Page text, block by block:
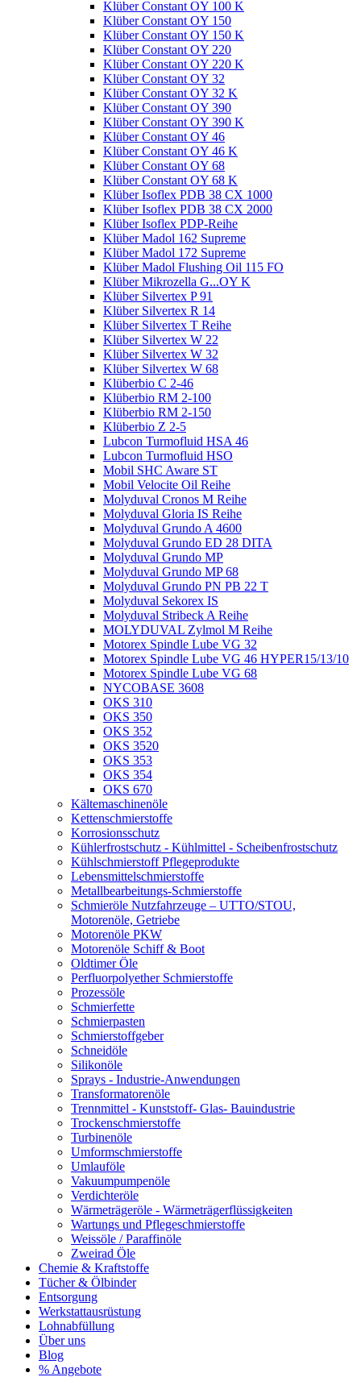
Klüber Constant OY 100 K
Klüber Constant OY 150
Klüber Constant OY 150 K
Klüber Constant OY 220
Klüber Constant OY 220 K
Klüber Constant OY 32
Klüber Constant OY 32 K
Klüber Constant OY 390
Klüber Constant OY 390 K
Klüber Constant OY 46
Klüber Constant OY 46 K
Klüber Constant OY 68
Klüber Constant OY 68 K
Klüber Isoflex PDB 38 CX 1000
Klüber Isoflex PDB 38 CX 2000
Klüber Isoflex PDP-Reihe
Klüber Madol 162 Supreme
Klüber Madol 172 Supreme
Klüber Madol Flushing Oil 115 FO
Klüber Mikrozella G...OY K
Klüber Silvertex P 91
Klüber Silvertex R 14
Klüber Silvertex T Reihe
Klüber Silvertex W 22
Klüber Silvertex W 32
Klüber Silvertex W 68
Klüberbio C 2-46
Klüberbio RM 2-100
Klüberbio RM 2-150
Klüberbio Z 2-5
Lubcon Turmofluid HSA 46
Lubcon Turmofluid HSO
Mobil SHC Aware ST
Mobil Velocite Oil Reihe
Molyduval Cronos M Reihe
Molyduval Gloria IS Reihe
Molyduval Grundo A 4600
Molyduval Grundo ED 28 DITA
Molyduval Grundo MP
Molyduval Grundo MP 68
Molyduval Grundo PN PB 22 T
Molyduval Sekorex IS
Molyduval Stribeck A Reihe
MOLYDUVAL Zylmol M Reihe
Motorex Spindle Lube VG 32
Motorex Spindle Lube VG 46 HYPER15/13/10
Motorex Spindle Lube VG 68
NYCOBASE 3608
OKS 310
OKS 350
OKS 352
OKS 3520
OKS 353
OKS 354
OKS 670
Kältemaschinenöle
Kettenschmierstoffe
Korrosionsschutz
Kühlerfrostschutz - Kühlmittel - Scheibenfrostschutz
Kühlschmierstoff Pflegeprodukte
Lebensmittelschmierstoffe
Metallbearbeitungs-Schmierstoffe
Schmieröle Nutzfahrzeuge – UTTO/STOU,
Motorenöle, Getriebe
Motorenöle PKW
Motorenöle Schiff & Boot
Oldtimer Öle
Perfluorpolyether Schmierstoffe
Prozessöle
Schmierfette
Schmierpasten
Schmierstoffgeber
Schneidöle
Silikonöle
Sprays - Industrie-Anwendungen
Transformatorenöle
Trennmittel - Kunststoff- Glas- Bauindustrie
Trockenschmierstoffe
Turbinenöle
Umformschmierstoffe
Umlauföle
Vakuumpumpenöle
Verdichteröle
Wärmeträgeröle - Wärmeträgerflüssigkeiten
Wartungs und Pflegeschmierstoffe
Weissöle / Paraffinöle
Zweirad Öle
Chemie & Kraftstoffe
Tücher & Ölbinder
Entsorgung
Werkstattausrüstung
Lohnabfüllung
Über uns
Blog
% Angebote